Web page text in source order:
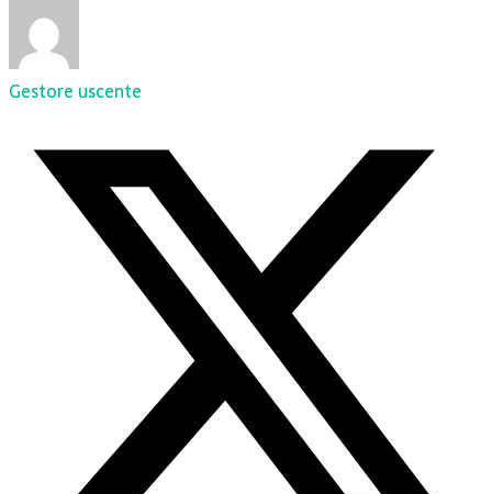
Gestore uscente